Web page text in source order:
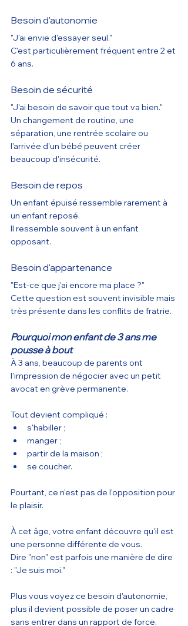
Besoin d'autonomie
"J'ai envie d'essayer seul."
C'est particulièrement fréquent entre 2 et
6 ans.
Besoin de sécurité
"J'ai besoin de savoir que tout va bien."
Un changement de routine, une
séparation, une rentrée scolaire ou
l'arrivée d'un bébé peuvent créer
beaucoup d'insécurité.
Besoin de repos
Un enfant épuisé ressemble rarement à
un enfant reposé.
Il ressemble souvent à un enfant
opposant.
Besoin d'appartenance
"Est-ce que j'ai encore ma place ?"
Cette question est souvent invisible mais
très présente dans les conflits de fratrie.
Pourquoi mon enfant de 3 ans me
pousse à bout
À 3 ans, beaucoup de parents ont
l'impression de négocier avec un petit
avocat en grève permanente.
Tout devient compliqué :
s'habiller ;
manger ;
partir de la maison ;
se coucher.
Pourtant, ce n'est pas de l'opposition pour
le plaisir.
À cet âge, votre enfant découvre qu'il est
une personne différente de vous.
Dire "non" est parfois une manière de dire
: "Je suis moi."
Plus vous voyez ce besoin d'autonomie,
plus il devient possible de poser un cadre
sans entrer dans un rapport de force.